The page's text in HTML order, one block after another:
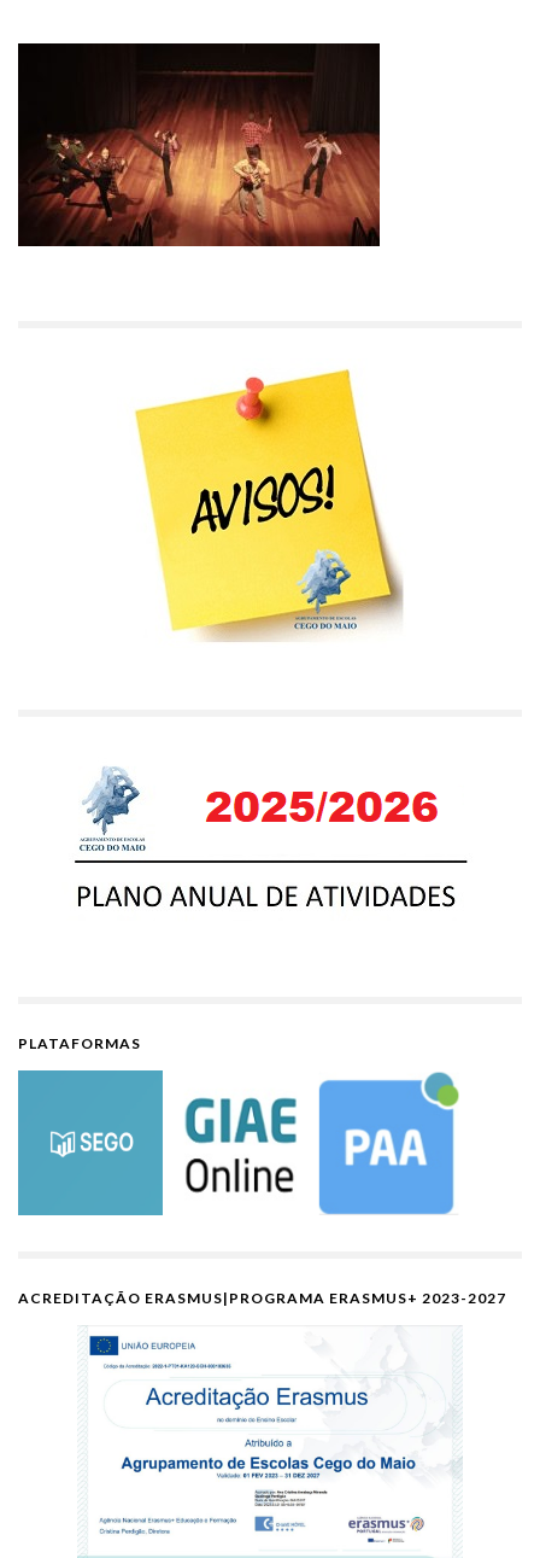
PLATAFORMAS
ACREDITAÇÃO ERASMUS|PROGRAMA ERASMUS+ 2023-2027